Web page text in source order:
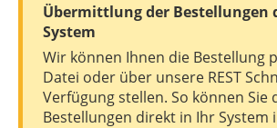
Übermittlung der Bestellungen
System
Wir können Ihnen die Bestellung
Datei oder über unsere REST
Verfügung stellen. So können Sie
Bestellungen direkt in Ihr System